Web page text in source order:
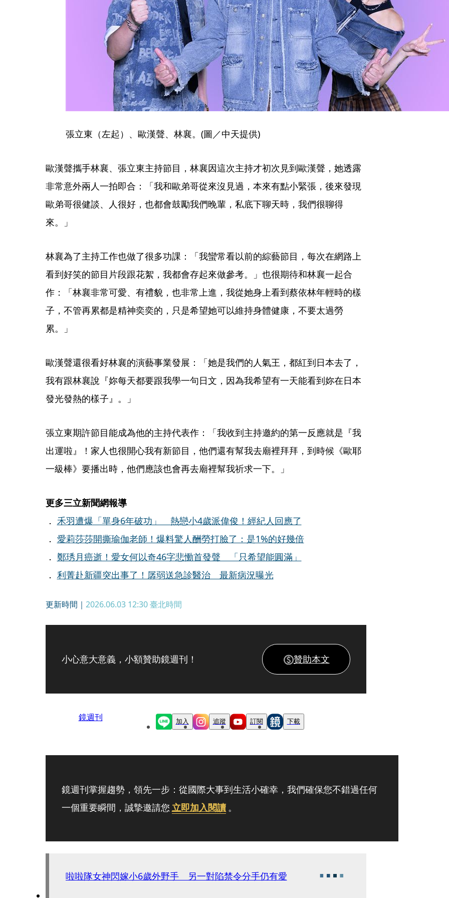
張立東（左起）、歐漢聲、林襄。(圖／中天提供)
歐漢聲攜手林襄、張立東主持節目，林襄因這次主持才初次見到歐漢聲，她透露
非常意外兩人一拍即合：「我和歐弟哥從來沒見過，本來有點小緊張，後來發現
歐弟哥很健談、人很好，也都會鼓勵我們晚輩，私底下聊天時，我們很聊得
來。」
林襄為了主持工作也做了很多功課：「我蠻常看以前的綜藝節目，每次在網路上
看到好笑的節目片段跟花絮，我都會存起來做參考。」也很期待和林襄一起合
作：「林襄非常可愛、有禮貌，也非常上進，我從她身上看到蔡依林年輕時的樣
子，不管再累都是精神奕奕的，只是希望她可以維持身體健康，不要太過勞
累。」
歐漢聲還很看好林襄的演藝事業發展：「她是我們的人氣王，都紅到日本去了，
我有跟林襄說『妳每天都要跟我學一句日文，因為我希望有一天能看到妳在日本
發光發熱的樣子』。」
張立東期許節目能成為他的主持代表作：「我收到主持邀約的第一反應就是『我
出運啦』！家人也很開心我有新節目，他們還有幫我去廟裡拜拜，到時候《歐耶
一級棒》要播出時，他們應該也會再去廟裡幫我祈求一下。」
更多三立新聞網報導
． 禾羽遭爆「單身6年破功」 熱戀小4歲派偉俊！經紀人回應了
． 愛莉莎莎開撕瑜伽老師！爆料驚人酬勞打臉了：是1%的好幾倍
． 鄭琇月癌逝！愛女何以奇46字悲慟首發聲 「只希望能圓滿」
． 利菁赴新疆突出事了！孱弱送急診醫治 最新病況曝光
更新時間｜ 2026.06.03 12:30臺北時間
小心意大意義，小額贊助鏡週刊！ 贊助本文
鏡週刊 加入 追蹤 訂閱 下載
鏡週刊掌握趨勢，領先一步：從國際大事到生活小確幸，我們確保您不錯過任何
一個重要瞬間，誠摯邀請您 立即加入閱讀 。
啦啦隊女神閃嫁小6歲外野手 另一對陷禁令分手仍有愛